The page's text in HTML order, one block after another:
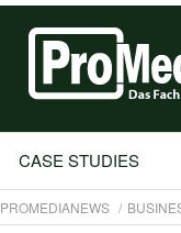
CASE STUDIES
PROMEDIANEWS